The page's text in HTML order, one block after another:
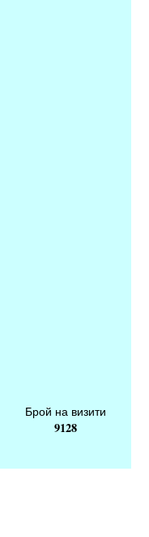
Брой на визити
9128